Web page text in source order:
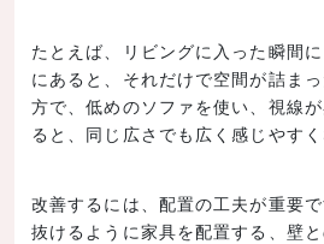
たとえば、リビングに入った瞬間
にあると、それだけで空間が詰ま
方で、低めのソファを使い、視線
ると、同じ広さでも広く感じやすく
改善するには、配置の工夫が重要
抜けるように家具を配置する、壁